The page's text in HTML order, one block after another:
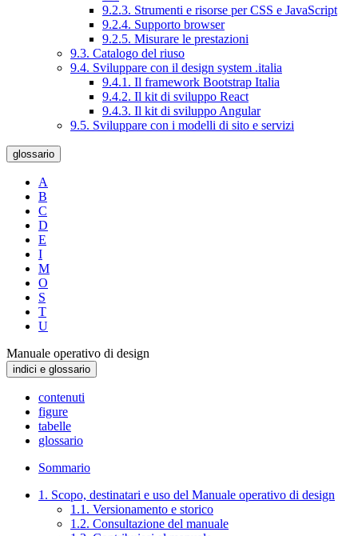
9.2.3. Strumenti e risorse per CSS e JavaScript
9.2.4. Supporto browser
9.2.5. Misurare le prestazioni
9.3. Catalogo del riuso
9.4. Sviluppare con il design system .italia
9.4.1. Il framework Bootstrap Italia
9.4.2. Il kit di sviluppo React
9.4.3. Il kit di sviluppo Angular
9.5. Sviluppare con i modelli di sito e servizi
glossario
A
B
C
D
E
I
M
O
S
T
U
Manuale operativo di design
indici e glossario
contenuti
figure
tabelle
glossario
Sommario
1. Scopo, destinatari e uso del Manuale operativo di design
1.1. Versionamento e storico
1.2. Consultazione del manuale